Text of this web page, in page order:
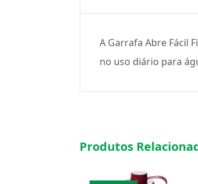
A Garrafa Abre Fácil
no uso diário para
Produtos